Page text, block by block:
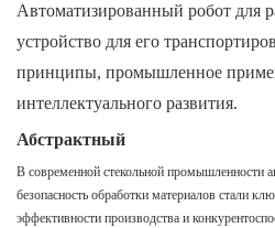
Автоматизированный робот для
устройство для его
принципы, промышленное
интеллектуального развития.
Абстрактный
В современной стекольной промышленности
безопасность обработки материалов стали
эффективности производства и